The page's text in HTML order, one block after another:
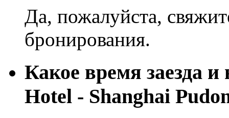
Да, пожалуйста,
бронирования.
Какое время заезда
Hotel - Shanghai